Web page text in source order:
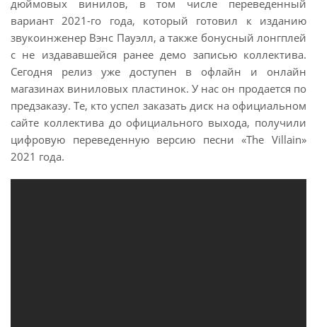
дюймовых винилов, в том числе переведенный
вариант 2021-го года, который готовил к изданию
звукоинженер Вэнс Пауэлл, а также бонусный лонгплей
с не издававшейся ранее демо записью коллектива.
Сегодня релиз уже доступен в офлайн и онлайн
магазинах виниловых пластинок. У нас он продается по
предзаказу. Те, кто успел заказать диск на официальном
сайте коллектива до официального выхода, получили
цифровую переведенную версию песни «The Villain»
2021 года.